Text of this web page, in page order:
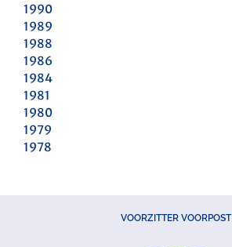
1990
1989
1988
1986
1984
1981
1980
1979
1978
VOORZITTER VOORPOST